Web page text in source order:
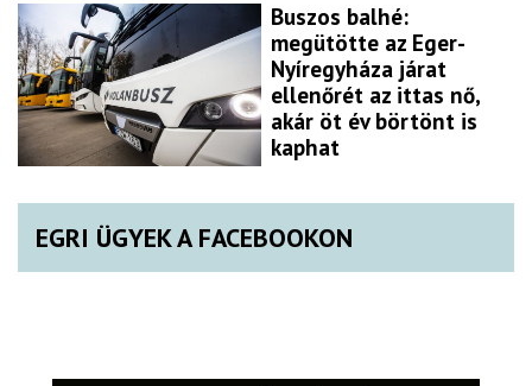
Buszos balhé:
megütötte az Eger-
Nyíregyháza járat
ellenőrét az ittas nő,
akár öt év börtönt is
kaphat
EGRI ÜGYEK A FACEBOOKON